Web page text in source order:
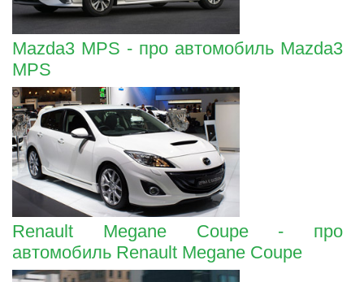
Mazda3 MPS - про автомобиль Mazda3
MPS
Renault Megane Coupe - про
автомобиль Renault Megane Coupe